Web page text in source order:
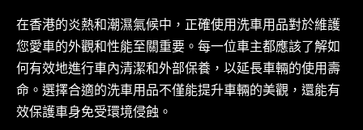
在香港的炎熱和潮濕氣候中，正確使用洗車用品對於維護
您愛車的外觀和性能至關重要。每一位車主都應該了解如
何有效地進行車內清潔和外部保養，以延長車輛的使用壽
命。選擇合適的洗車用品不僅能提升車輛的美觀，還能有
效保護車身免受環境侵蝕。